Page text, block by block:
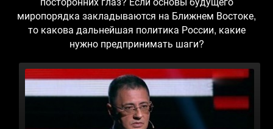
миропорядка закладываются на Ближнем Востоке,
то какова дальнейшая политика России, какие
нужно предпринимать шаги?